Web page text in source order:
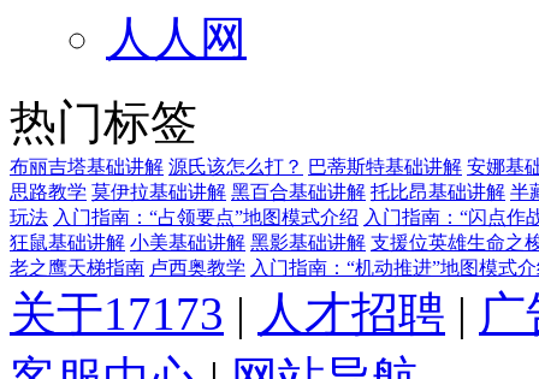
人人网
热门标签
布丽吉塔基础讲解 源氏该怎么打？ 巴蒂斯特基础讲解 安娜基
思路教学 莫伊拉基础讲解 黑百合基础讲解 托比昂基础讲解 半
玩法 入门指南：“占领要点”地图模式介绍 入门指南：“闪点作
狂鼠基础讲解 小美基础讲解 黑影基础讲解 支援位英雄生命之
老之鹰天梯指南 卢西奥教学 入门指南：“机动推进”地图模式
关于17173 | 人才招聘 |